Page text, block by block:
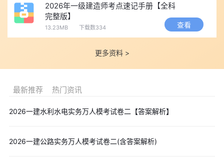
2026年一级建造师考点速记手册【全科
完整版】
13.23MB 下载数334 查看
更多资料 >
最新推荐 热门资讯
2026一建水利水电实务万人模考试卷二【答案解析】
2026一建公路实务万人模考试卷二(含答案解析)